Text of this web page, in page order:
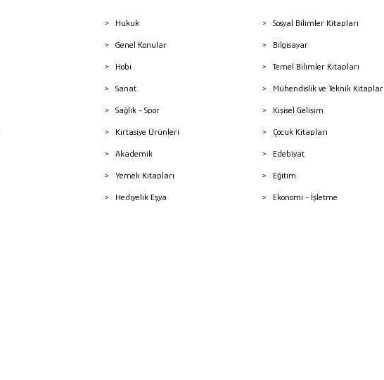
Hukuk
Genel Konular
Hobi
Sanat
Sağlık - Spor
Kırtasiye Ürünleri
Akademik
Yemek Kitapları
Hediyelik Eşya
Sosyal Bilimler Kitapları
Bilgisayar
Temel Bilimler Kitapları
Mühendislik ve Teknik Kitaplar
Kişisel Gelişim
Çocuk Kitapları
Edebiyat
Eğitim
Ekonomi - İşletme